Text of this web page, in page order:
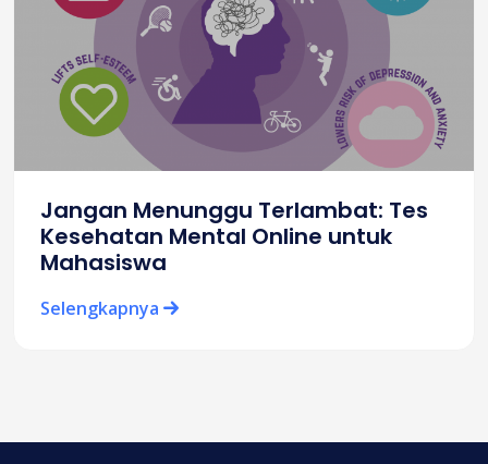
Jangan Menunggu Terlambat: Tes
Kesehatan Mental Online untuk
Mahasiswa
Selengkapnya